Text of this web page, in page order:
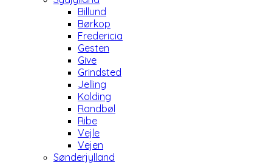
Billund
Børkop
Fredericia
Gesten
Give
Grindsted
Jelling
Kolding
Randbøl
Ribe
Vejle
Vejen
Sønderjylland